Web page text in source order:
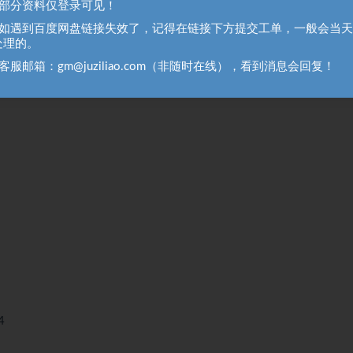
分资料仅登录可见！
遇到百度网盘链接失效了，记得在链接下方提交工单，一般会当
的。
服邮箱：gm@juziliao.com（非随时在线），看到消息会回复！